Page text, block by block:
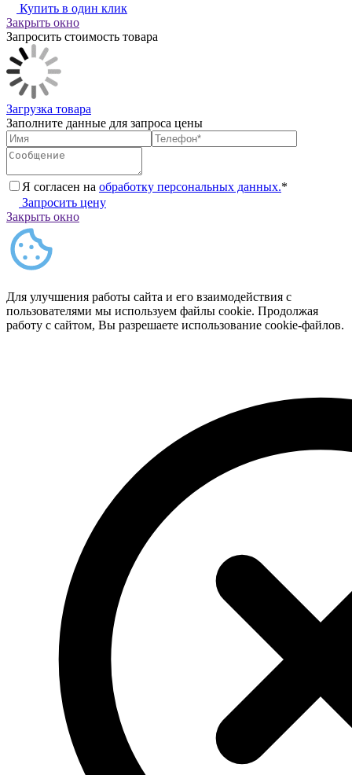
Купить в один клик
Закрыть окно
Запросить стоимость товара
Загрузка товара
Заполните данные для запроса цены
Я согласен на обработку персональных данных.*
Запросить цену
Закрыть окно
Для улучшения работы сайта и его взаимодействия с
пользователями мы используем файлы cookie. Продолжая
работу с сайтом, Вы разрешаете использование cookie-файлов.